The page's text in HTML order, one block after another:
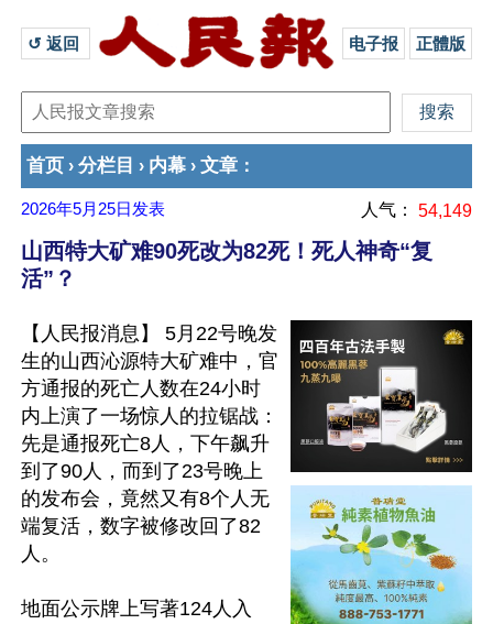
↺ 返回 电子报 正體版
首页 › 分栏目 › 内幕 › 文章 ：
2026年5月25日 发表 人气： 54,149
山西特大矿难90死改为82死！死人神奇“复
活”？
【人民报消息】 5月22号晚发
生的山西沁源特大矿难中，官
方通报的死亡人数在24小时
内上演了一场惊人的拉锯战：
先是通报死亡8人，下午飙升
到了90人，而到了23号晚上
的发布会，竟然又有8个人无
端复活，数字被修改回了82
人。
地面公示牌上写著124人入